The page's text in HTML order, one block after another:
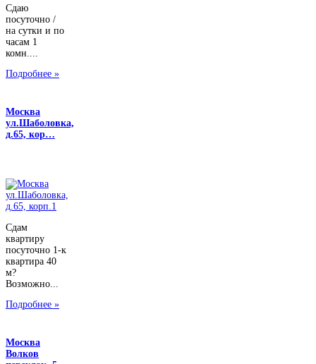
Сдаю
посуточно /
на сутки и по
часам 1
комн....
Подробнее »
Москва
ул.Шаболовка,
д.65, кор…
Сдам
квартиру
посуточно 1-к
квартира 40
м?
Возможно...
Подробнее »
Москва
Волков